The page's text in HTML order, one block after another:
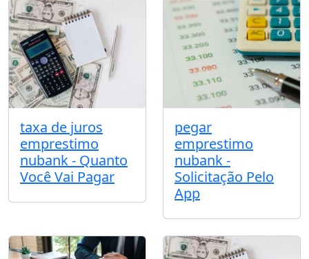
taxa de juros
emprestimo
nubank - Quanto
Você Vai Pagar
pegar
emprestimo
nubank -
Solicitação Pelo
App